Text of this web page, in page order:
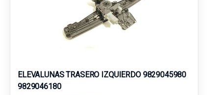
ELEVALUNAS TRASERO IZQUIERDO 9829045980
9829046180